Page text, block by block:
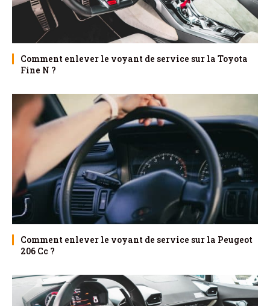
Comment enlever le voyant de service sur la Toyota
Fine N ?
Comment enlever le voyant de service sur la Peugeot
206 Cc ?